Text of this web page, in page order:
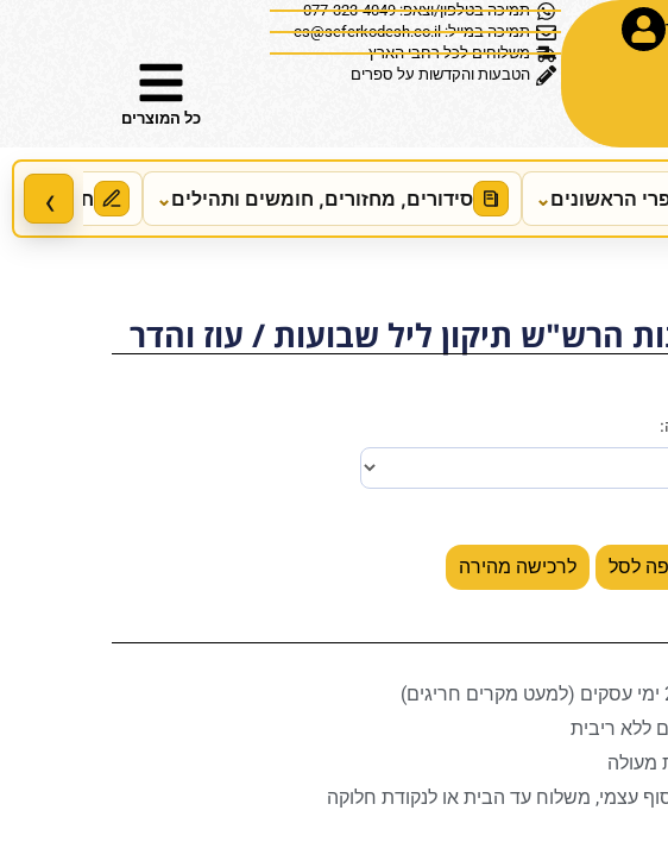
תמיכה בטלפון/וצאפ: 077-323-4049
תמיכה במייל:cs@seferkodesh.co.il
משלוחים לכל רחבי הארץ
הטבעות והקדשות על ספרים
כל המוצרים
‹ הראשונים⌄ סידורים, מחזורים, חומשים ותהילים⌄ חידושים,
הרש"ש תיקון ליל שבועות / עוז והדר
לסל לרכישה מהירה
מעולה
עצמי, משלוח עד הבית או לנקודת חלוקה